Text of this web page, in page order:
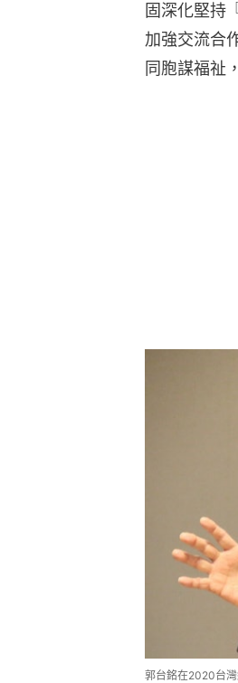
固深化堅持
加強交流合
同胞謀福祉
郭台銘在2020台